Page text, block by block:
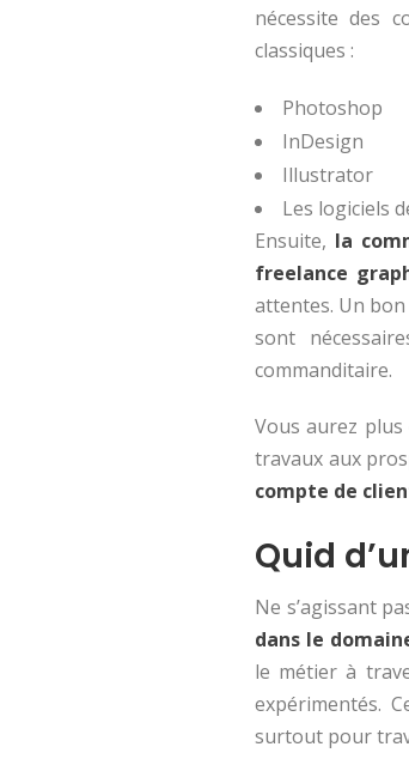
nécessite des
classiques :
Photoshop
InDesign
Illustrator
Les logiciels
Ensuite, la
freelance
attentes. Un
sont
commanditaire.
Vous aurez
travaux aux
compte de
Quid
Ne s’agissant
dans le
le métier à
expérimentés.
surtout pour